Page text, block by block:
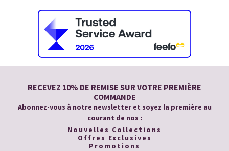
RECEVEZ 10% DE REMISE SUR VOTRE PREMIÈRE
COMMANDE
Abonnez-vous à notre newsletter et soyez la première au
courant de nos :
Nouvelles Collections
Offres Exclusives
Promotions